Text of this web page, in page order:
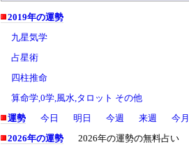
2019年の運勢
九星気学
占星術
四柱推命
算命学,0学,風水,タロット その他
運勢
今日 明日 今週 来週 今月
2026年の運勢
2026年の運勢の無料占い